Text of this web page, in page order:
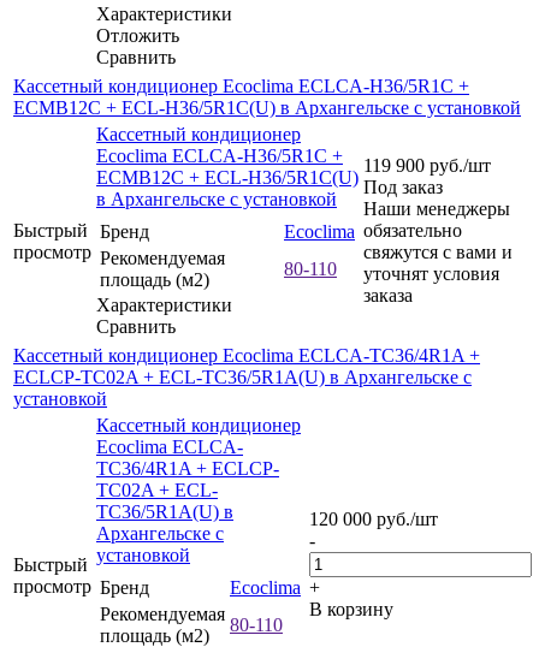
Характеристики
Отложить
Сравнить
Кассетный кондиционер Ecoclima ECLCA-H36/5R1C +
ECMB12C + ECL-H36/5R1C(U) в Архангельске с установкой
Быстрый
просмотр
Кассетный кондиционер
Ecoclima ECLCA-H36/5R1C +
ECMB12C + ECL-H36/5R1C(U)
в Архангельске с установкой
Бренд
Ecoclima
Рекомендуемая
площадь (м2)
80-110
Характеристики
Сравнить
119 900 руб./шт
Под заказ
Наши менеджеры
обязательно
свяжутся с вами и
уточнят условия
заказа
Кассетный кондиционер Ecoclima ECLCA-TC36/4R1A +
ECLCP-TC02A + ECL-TC36/5R1A(U) в Архангельске с
установкой
Быстрый
просмотр
Кассетный кондиционер
Ecoclima ECLCA-
TC36/4R1A + ECLCP-
TC02A + ECL-
TC36/5R1A(U) в
Архангельске с
установкой
Бренд
Ecoclima
Рекомендуемая
площадь (м2)
80-110
120 000 руб./шт
-
+
В корзину